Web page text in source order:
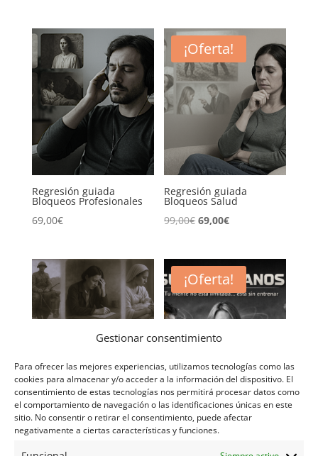
Gestionar consentimiento
Para ofrecer las mejores experiencias, utilizamos tecnologías como las
cookies para almacenar y/o acceder a la información del dispositivo. El
consentimiento de estas tecnologías nos permitirá procesar datos como
el comportamiento de navegación o las identificaciones únicas en este
sitio. No consentir o retirar el consentimiento, puede afectar
negativamente a ciertas características y funciones.
Regresión guiada
Bloqueos Profesionales
69,00€
¡Oferta!
Regresión guiada
Bloqueos Salud
99,00€ El
original
era:
99,00€.
69,00€El
actual
es:
69,00€.
Regresión guiada
Recupera tus Dones
¡Oferta!
Superhumanos online
230,00